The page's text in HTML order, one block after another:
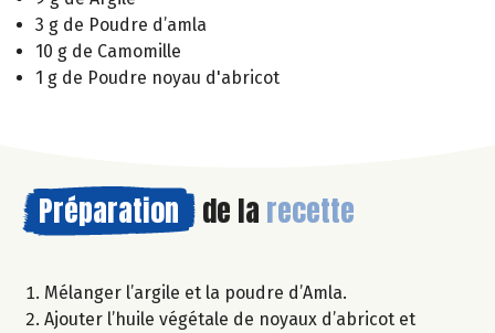
3 g de Poudre d’amla
10 g de Camomille
1 g de Poudre noyau d'abricot
Préparation de la recette
Mélanger l’argile et la poudre d’Amla.
Ajouter l’huile végétale de noyaux d’abricot et